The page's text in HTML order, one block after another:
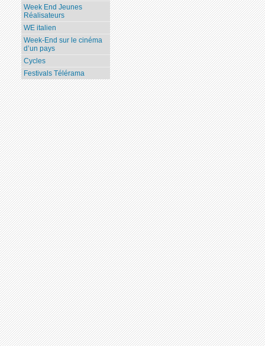
Week End Jeunes
Réalisateurs
WE italien
Week-End sur le cinéma
d’un pays
Cycles
Festivals Télérama